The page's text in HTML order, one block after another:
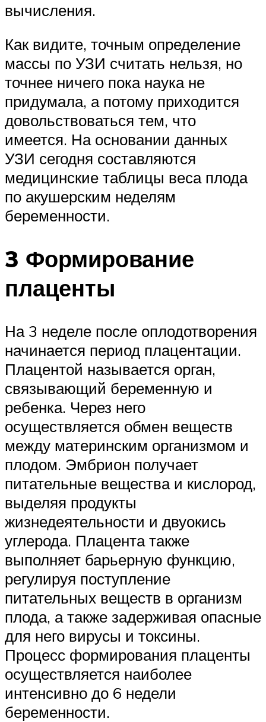
вычисления.
Как видите, точным определение
массы по УЗИ считать нельзя, но
точнее ничего пока наука не
придумала, а потому приходится
довольствоваться тем, что
имеется. На основании данных
УЗИ сегодня составляются
медицинские таблицы веса плода
по акушерским неделям
беременности.
3 Формирование
плаценты
На 3 неделе после оплодотворения
начинается период плацентации.
Плацентой называется орган,
связывающий беременную и
ребенка. Через него
осуществляется обмен веществ
между материнским организмом и
плодом. Эмбрион получает
питательные вещества и кислород,
выделяя продукты
жизнедеятельности и двуокись
углерода. Плацента также
выполняет барьерную функцию,
регулируя поступление
питательных веществ в организм
плода, а также задерживая опасные
для него вирусы и токсины.
Процесс формирования плаценты
осуществляется наиболее
интенсивно до 6 недели
беременности.